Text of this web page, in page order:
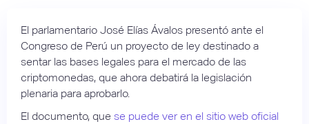
El parlamentario José Elías Ávalos presentó ante el
Congreso de Perú un proyecto de ley destinado a
sentar las bases legales para el mercado de las
criptomonedas, que ahora debatirá la legislación
plenaria para aprobarlo.
El documento, que se puede ver en el sitio web oficial